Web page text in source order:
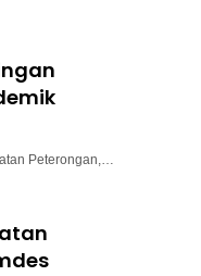
Peterongan,…